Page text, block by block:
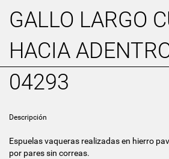
GALLO LARGO
HACIA
04293
Descripción
Espuelas vaqueras realizadas en hierro
por pares sin correas.